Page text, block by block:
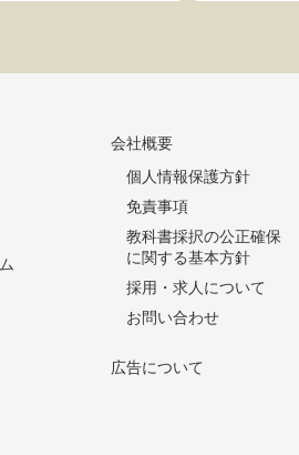
会社概要
個人情報保護方針
免責事項
教科書採択の公正確保
に関する基本方針
採用・求人について
お問い合わせ
広告について